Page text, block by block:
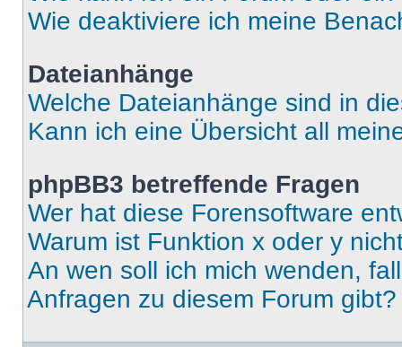
Wie deaktiviere ich meine
Dateianhänge
Welche Dateianhänge sind in
Kann ich eine Übersicht all
phpBB3 betreffende Fragen
Wer hat diese Forensoftware
Warum ist Funktion x oder y
An wen soll ich mich wenden,
Anfragen zu diesem Forum gibt?